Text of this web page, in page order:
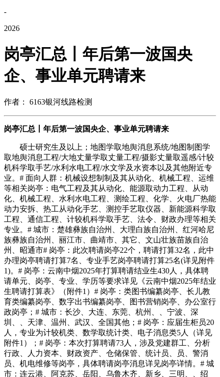
-
2026
岗亭汇总丨年后第一波国央
企、事业单元聘请来
作者： 6163银河线路检测
岗亭汇总丨年后第一波国央企、事业单元聘请来
硕士研究生及以上；地图学取地舆消息系统/地图制图学
取地舆消息工程/大地丈量学取丈量工程/摄影丈量取遥感/计较
机科学取手艺/水利水电工程/水文学及水资本以及其他附近专
业。# 面向人群：机械设想制制及其从动化、机械工程、运维
等相关岗亭：电气工程及其从动化、能源取动力工程、从动
化、机械工程、水利水电工程、测绘工程、化学、火电厂热能
动力安拆、热工从动化手艺、测控手艺取仪器、新能源科学取
工程、通信工程、计较机科学取手艺、法令、财政办理等相关
专业。# 城市：楚雄彝族自治州、大理白族自治州、红河哈尼
族彝族自治州、丽江市、曲靖市、其它、文山壮族苗族自治
州、昭通市# 岗亭：此次聘请岗亭22个，聘请打算32名，此中
办理岗亭聘请打算7名、专业手艺岗亭聘请打算25名(详见附件
1)。# 岗亭：云南中烟2025年打算聘请结业生430人，具体聘
请单元、岗亭、专业、学历等要求详见《云南中烟2025年结业
生聘请打算表》（附件1）# 岗亭：类图书编纂岗亭、长儿教
育类编纂岗亭、数字出书编纂岗亭、图书营销岗亭、办公室行
政岗亭；# 城市：长沙、大连、东莞、杭州、、宁波、深
圳、、天津、温州、武汉、全国其他；# 岗亭：应届生柜员20
人，专业为计较机类、数学取统计类、电子消息类5人（详见
附件1）；# 岗亭：本次打算聘请73人，涉及党建群工、分析
行政、人力资本、财政资产、仓储保管、统计员、员、警消
员、机电维修等岗亭，具体聘请岗亭消息详见岗亭详情。# 城
市：连云港、阿克苏、岳阳、乌鲁木齐、新乡、三明、、绍